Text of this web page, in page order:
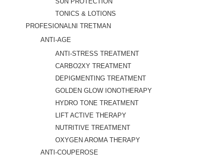
TONICS & LOTIONS
PROFESIONALNI TRETMAN
ANTI-AGE
ANTI-STRESS TREATMENT
CARBO2XY TREATMENT
DEPIGMENTING TREATMENT
GOLDEN GLOW IONOTHERAPY
HYDRO TONE TREATMENT
LIFT ACTIVE THERAPY
NUTRITIVE TREATMENT
OXYGEN AROMA THERAPY
ANTI-COUPEROSE